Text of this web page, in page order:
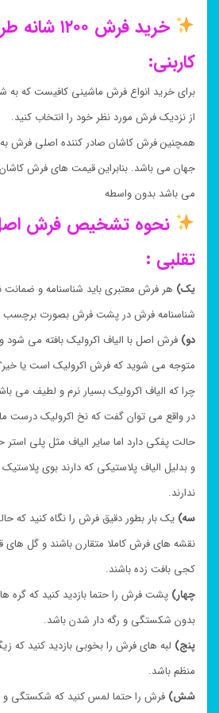
خرید فرش
کاربنی:
برای خرید انواع فرش ماشینی کافیست که به
از نزدیک فرش مورد نظر خود را انتخاب کنید.
همچنین فرش کاشان صادر کننده اصلی فرش
جهان می باشد. بنابراین قیمت های فرش
می باشد بدون واسطه
نحوه تشخیص فرش اصل
تقلبی :
یک) هر فرش معتبری باید شناسنامه و ضمانت
شناسنامه فرش در پشت فرش بصورت برچسب
دو) فرش اصل با الیاف اکرولیک بافته می شود
متوجه می شوید که فرش اکرولیک است یا
چرا که الیاف اکرولیک بسیار نرم و لطیف می
در واقع می توان گفت که نخ اکرولیک درست
حالت پفکی دارد اما سایر الیاف مثل پلی استر
و بدلیل الیاف پلاستیکی که دارند بوی
ندارند.
سه) یک بار بطور دقیق فرش را نگاه کنید که
نقشه های فرش کاملا متقارن باشند و گل های
کجی بافت زده باشند.
چهار) پشت فرش را حتما بازدید کنید که گره
بدون شکستگی و رگه دار شدن باشد.
پنج) لبه های فرش را بخوبی بازدید کنید که
منظم باشد.
شش) فرش را حتما لمس کنید که شکستگی و